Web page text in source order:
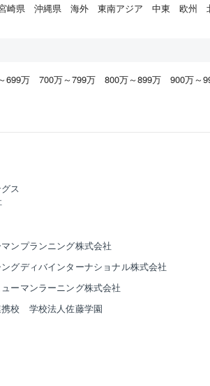
崎県 沖縄県 海外 東南アジア 中東 欧州
699万 700万～799万 800万～899万 900万～
ス
マンプランニング株式会社
グディバインターナショナル株式会社
ーマンラーニング株式会社
携校 学校法人佐藤学園